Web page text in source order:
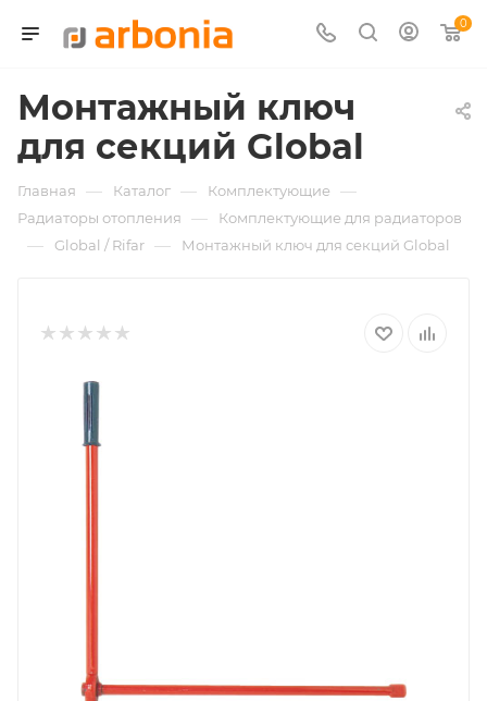
0
Монтажный ключ
для секций Global
Главная — Каталог — Комплектующие —
Радиаторы отопления — Комплектующие для радиаторов
— Global / Rifar — Монтажный ключ для секций Global